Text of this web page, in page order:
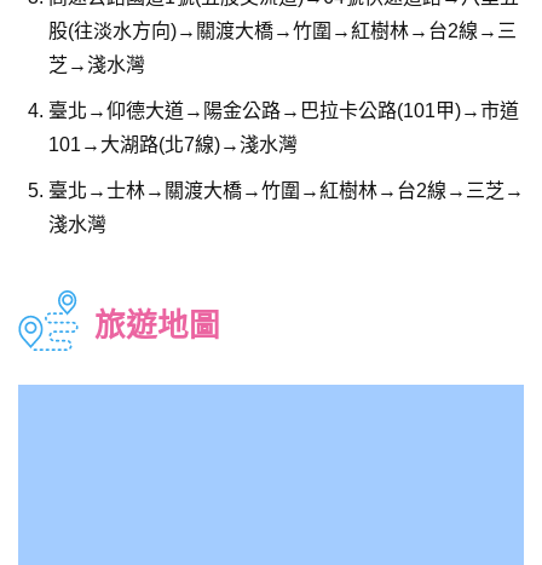
股(往淡水方向)→關渡大橋→竹圍→紅樹林→台2線→三
芝→淺水灣
臺北→仰德大道→陽金公路→巴拉卡公路(101甲)→市道
101→大湖路(北7線)→淺水灣
臺北→士林→關渡大橋→竹圍→紅樹林→台2線→三芝→
淺水灣
旅遊地圖